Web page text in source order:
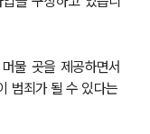
물 곳을 제공하면서
범죄가 될 수 있다는